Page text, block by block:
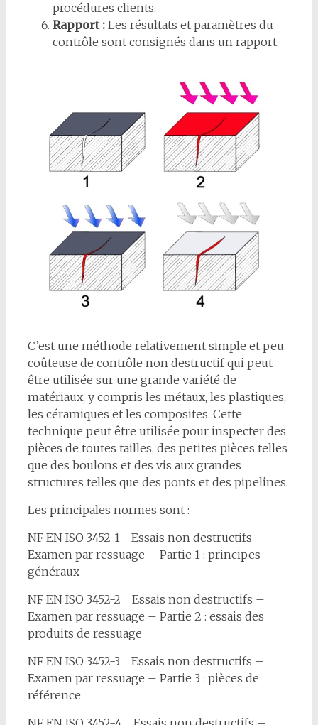
procédures clients.
Rapport :Les résultats et paramètres du
contrôle sont consignés dans un rapport.
C’est une méthode relativement simple et peu
coûteuse de contrôle non destructif qui peut
être utilisée sur une grande variété de
matériaux, y compris les métaux, les plastiques,
les céramiques et les composites. Cette
technique peut être utilisée pour inspecter des
pièces de toutes tailles, des petites pièces telles
que des boulons et des vis aux grandes
structures telles que des ponts et des pipelines.
Les principales normes sont :
NF EN ISO 3452-1 Essais non destructifs –
Examen par ressuage – Partie 1 : principes
généraux
NF EN ISO 3452-2 Essais non destructifs –
Examen par ressuage – Partie 2 : essais des
produits de ressuage
NF EN ISO 3452-3 Essais non destructifs –
Examen par ressuage – Partie 3 : pièces de
référence